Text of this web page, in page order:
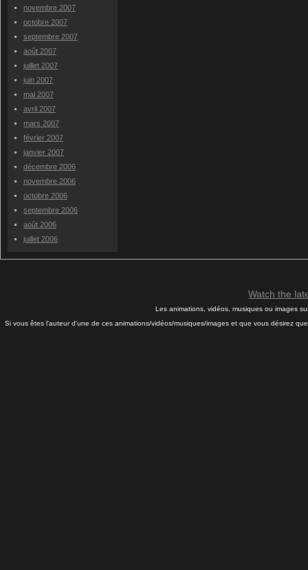
novembre 2007
octobre 2007
septembre 2007
août 2007
juillet 2007
juin 2007
mai 2007
avril 2007
mars 2007
février 2007
janvier 2007
décembre 2006
novembre 2006
octobre 2006
septembre 2006
août 2006
juillet 2006
Watch the
Les animations, vidéos, musiques ou images
Si vous êtes l'auteur d'une de ces animations/vidéos/musiques/images et que vous désirez